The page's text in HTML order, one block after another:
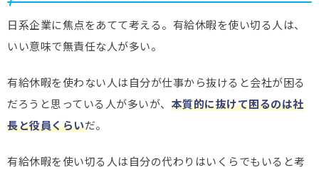
日系企業に焦点をあてて考える。有給休暇を使い切る人は、
いい意味で無責任な人が多い。
有給休暇を使わない人は自分が仕事から抜けると会社が困る
だろうと思っている人が多いが、 本質的に抜けて困るのは社
長と役員くらいだ。
有給休暇を使い切る人は自分の代わりはいくらでもいると考